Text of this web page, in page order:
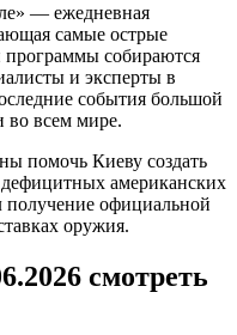
— ежедневная
самые острые
собираются
и эксперты в
события большой
во всем мире.
помочь Киеву создать
американских
получение официальной
оружия.
смотреть